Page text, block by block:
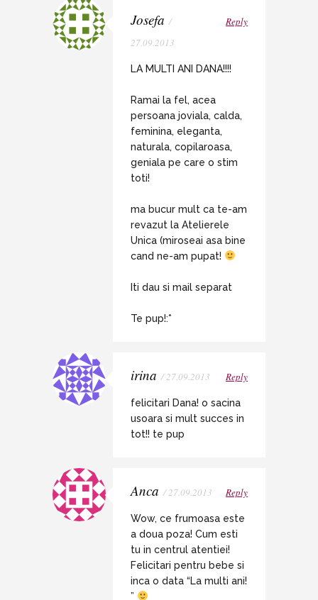
Josefa /
27.09.2013
Reply
LA MULTI ANI DANA!!!!
Ramai la fel, acea
persoana joviala, calda,
feminina, eleganta,
naturala, copilaroasa,
geniala pe care o stim
toti!
ma bucur mult ca te-am
revazut la Atelierele
Unica (miroseai asa bine
cand ne-am pupat!
Iti dau si mail separat
Te pup!:*
irina / 27.09.2013 Reply
felicitari Dana! o sacina
usoara si mult succes in
tot!! te pup
Anca / 27.09.2013 Reply
Wow, ce frumoasa este
a doua poza! Cum esti
tu in centrul atentiei!
Felicitari pentru bebe si
inca o data “La multi ani!
”